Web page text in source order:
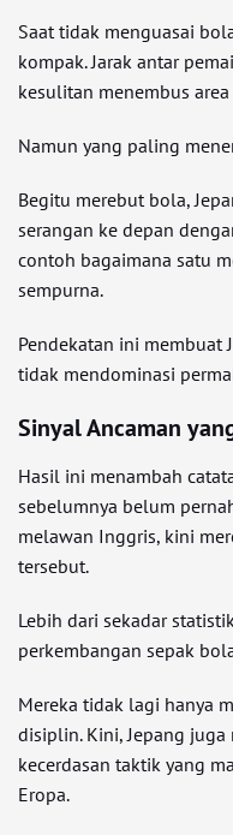
Saat tidak menguasai
kompak. Jarak antar
kesulitan menembus
Namun yang paling
Begitu merebut bola,
serangan ke depan
contoh bagaimana satu
sempurna.
Pendekatan ini membuat
tidak mendominasi
Sinyal Ancaman
Hasil ini menambah
sebelumnya belum
melawan Inggris, kini
tersebut.
Lebih dari sekadar
perkembangan sepak
Mereka tidak lagi hanya
disiplin. Kini, Jepang
kecerdasan taktik yang
Eropa.